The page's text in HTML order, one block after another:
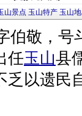
山景点 玉山特产 玉山
伯敬，号
任玉山县
乏以遗民